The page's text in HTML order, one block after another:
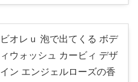
ビオレｕ 泡で出てくる ボデ
ィウォッシュ カービィ デザ
イン エンジェルローズの香